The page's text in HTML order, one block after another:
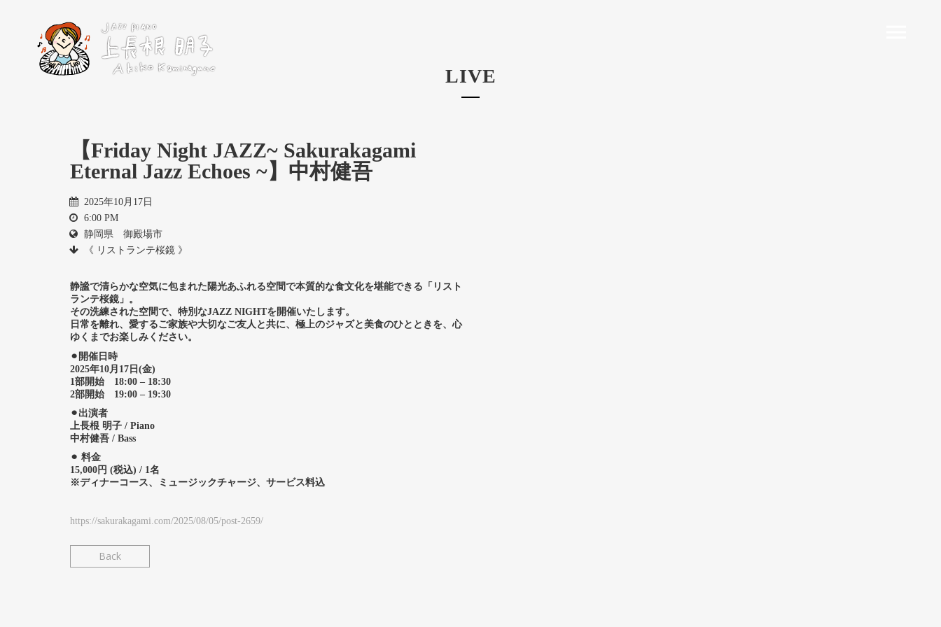
LIVE
【Friday Night JAZZ~ Sakurakagami
Eternal Jazz Echoes ~】中村健吾
2025年10月17日
6:00 PM
静岡県 御殿場市
《 リストランテ桜鏡 》
静謐で清らかな空気に包まれた陽光あふれる空間で本質的な食文化を堪能できる「リスト
ランテ桜鏡」。
その洗練された空間で、特別なJAZZ NIGHTを開催いたします。
日常を離れ、愛するご家族や大切なご友人と共に、極上のジャズと美食のひとときを、心
ゆくまでお楽しみください。
⚫︎開催日時
2025年10月17日(金)
1部開始 18:00 – 18:30
2部開始 19:00 – 19:30
⚫︎出演者
上長根 明子 / Piano
中村健吾 / Bass
⚫︎ 料金
15,000円 (税込) / 1名
※ディナーコース、ミュージックチャージ、サービス料込
https://sakurakagami.com/2025/08/05/post-2659/
Back